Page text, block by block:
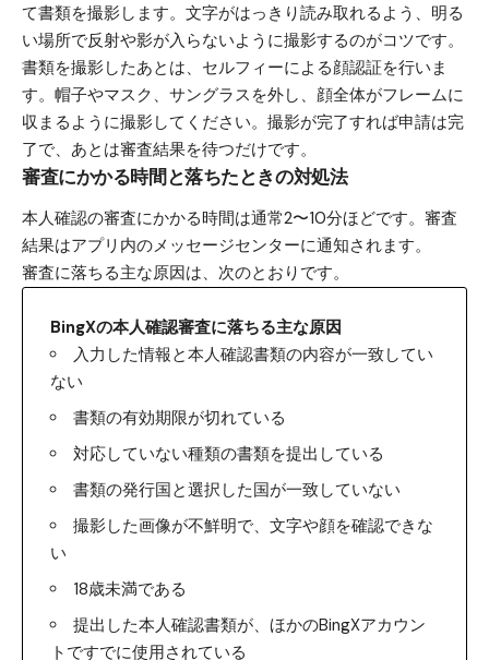
て書類を撮影します。文字がはっきり読み取れるよう、明る
い場所で反射や影が入らないように撮影するのがコツです。
書類を撮影したあとは、セルフィーによる顔認証を行いま
す。帽子やマスク、サングラスを外し、顔全体がフレームに
収まるように撮影してください。撮影が完了すれば申請は完
了で、あとは審査結果を待つだけです。
審査にかかる時間と落ちたときの対処法
本人確認の審査にかかる時間は通常2〜10分ほどです。審査
結果はアプリ内のメッセージセンターに通知されます。
審査に落ちる主な原因は、次のとおりです。
BingXの本人確認審査に落ちる主な原因
入力した情報と本人確認書類の内容が一致してい
ない
書類の有効期限が切れている
対応していない種類の書類を提出している
書類の発行国と選択した国が一致していない
撮影した画像が不鮮明で、文字や顔を確認できな
い
18歳未満である
提出した本人確認書類が、ほかのBingXアカウン
トですでに使用されている